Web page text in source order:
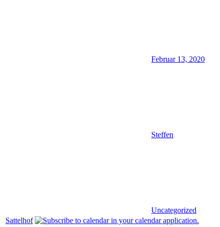
Februar 13, 2020
Steffen
Uncategorized
Sattelhof